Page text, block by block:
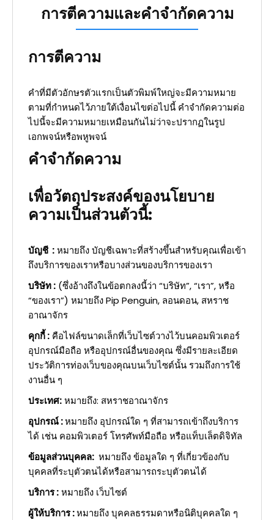
การตีความและคำจำกัดความ
การตีความ
คำที่มีตัวอักษรตัวแรกเป็นตัวพิมพ์ใหญ่จะมีความหมาย
ตามที่กำหนดไว้ภายใต้เงื่อนไขต่อไปนี้ คำจำกัดความต่อ
ไปนี้จะมีความหมายเหมือนกันไม่ว่าจะปรากฏในรูป
เอกพจน์หรือพหูพจน์
คำจำกัดความ
เพื่อวัตถุประสงค์ของนโยบาย
ความเป็นส่วนตัวนี้:
บัญชี :หมายถึง บัญชีเฉพาะที่สร้างขึ้นสำหรับคุณเพื่อเข้า
ถึงบริการของเราหรือบางส่วนของบริการของเรา
บริษัท : (ซึ่งอ้างถึงในข้อตกลงนี้ว่า “บริษัท”, “เรา”, หรือ
“ของเรา”) หมายถึง Pip Penguin, ลอนดอน, สหราช
อาณาจักร
คุกกี้ : คือไฟล์ขนาดเล็กที่เว็บไซต์วางไว้บนคอมพิวเตอร์
อุปกรณ์มือถือ หรืออุปกรณ์อื่นของคุณ ซึ่งมีรายละเอียด
ประวัติการท่องเว็บของคุณบนเว็บไซต์นั้น รวมถึงการใช้
งานอื่น ๆ
ประเทศ:หมายถึง: สหราชอาณาจักร
อุปกรณ์ :หมายถึง อุปกรณ์ใด ๆ ที่สามารถเข้าถึงบริการ
ได้ เช่น คอมพิวเตอร์ โทรศัพท์มือถือ หรือแท็บเล็ตดิจิทัล
ข้อมูลส่วนบุคคล: หมายถึง ข้อมูลใด ๆ ที่เกี่ยวข้องกับ
บุคคลที่ระบุตัวตนได้หรือสามารถระบุตัวตนได้
บริการ :หมายถึง เว็บไซต์
ผู้ให้บริการ :หมายถึง บุคคลธรรมดาหรือนิติบุคคลใด ๆ